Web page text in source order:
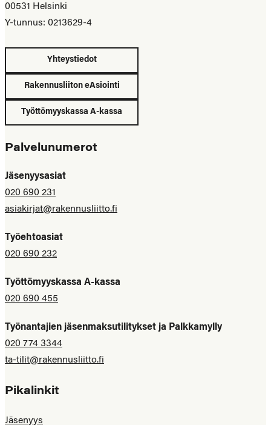
00531 Helsinki
Y-tunnus: 0213629-4
Yhteystiedot
Rakennusliiton eAsiointi
Työttömyyskassa A-kassa
Palvelunumerot
Jäsenyysasiat
020 690 231
asiakirjat@rakennusliitto.fi
Työehtoasiat
020 690 232
Työttömyyskassa A-kassa
020 690 455
Työnantajien jäsenmaksutilitykset ja Palkkamylly
020 774 3344
ta-tilit@rakennusliitto.fi
Pikalinkit
Jäsenyys